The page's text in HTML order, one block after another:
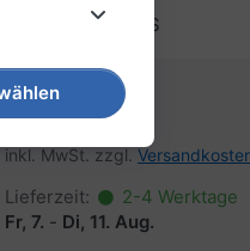
2590044S
76,90 €
inkl. MwSt. zzgl.
Lieferzeit:
2-4 Werktage
Fr, 7. - Di, 11. Aug.